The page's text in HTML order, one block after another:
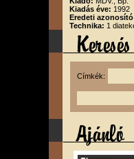
Kiadás éve: 1992
Eredeti
Technika: 1
Címkék: